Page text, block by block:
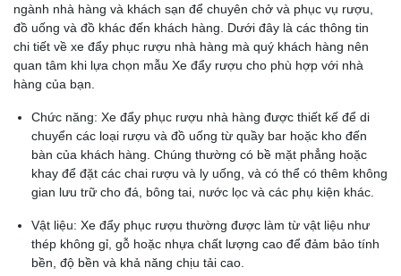
ngành nhà hàng và khách sạn để chuyên chở và phục vụ rượu,
đồ uống và đồ khác đến khách hàng. Dưới đây là các thông tin
chi tiết về xe đẩy phục rượu nhà hàng mà quý khách hàng nên
quan tâm khi lựa chọn mẫu Xe đẩy rượu cho phù hợp với nhà
hàng của bạn.
Chức năng: Xe đẩy phục rượu nhà hàng được thiết kế để di
chuyển các loại rượu và đồ uống từ quầy bar hoặc kho đến
bàn của khách hàng. Chúng thường có bề mặt phẳng hoặc
khay để đặt các chai rượu và ly uống, và có thể có thêm không
gian lưu trữ cho đá, bông tai, nước lọc và các phụ kiện khác.
Vật liệu: Xe đẩy phục rượu thường được làm từ vật liệu như
thép không gỉ, gỗ hoặc nhựa chất lượng cao để đảm bảo tính
bền, độ bền và khả năng chịu tải cao.